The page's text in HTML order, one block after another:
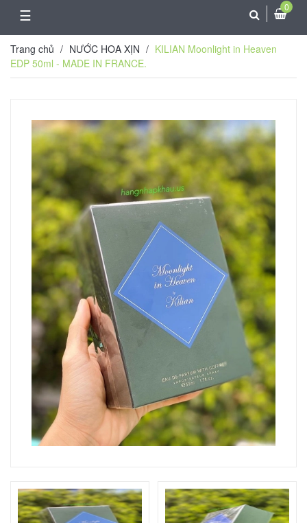
☰ 0
Trang chủ / NƯỚC HOA XỊN / KILIAN Moonlight in Heaven
EDP 50ml - MADE IN FRANCE.